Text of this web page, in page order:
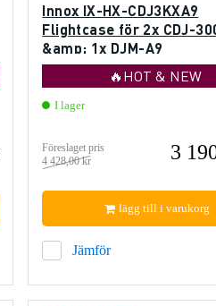
Innox IX-HX-CDJ3KXA9
Flightcase för 2x CDJ-
&amp; 1x DJM-A9
🔥HOT & NEW
I lager
Föreslaget pris
4 428,00 kr
3
Jämför
lägg till i varukorg